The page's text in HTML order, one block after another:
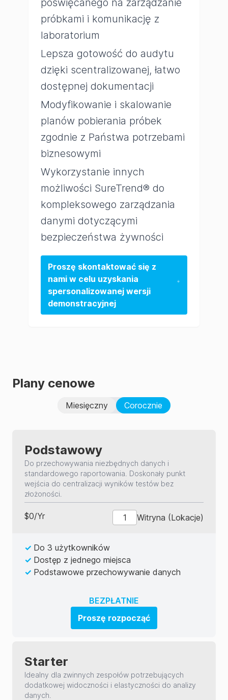
próbkami i komunikację z
laboratorium
Lepsza gotowość do audytu
dzięki scentralizowanej, łatwo
dostępnej dokumentacji
Modyfikowanie i skalowanie
planów pobierania próbek
zgodnie z Państwa potrzebami
biznesowymi
Wykorzystanie innych
możliwości SureTrend® do
kompleksowego zarządzania
danymi dotyczącymi
bezpieczeństwa żywności
Proszę skontaktować się z
nami w celu uzyskania
spersonalizowanej wersji
demonstracyjnej
Plany cenowe
Miesięczny Corocznie
Podstawowy
Do przechowywania niezbędnych danych i
standardowego raportowania. Doskonały punkt
wejścia do centralizacji wyników testów bez
złożoności.
$0/Yr Witryna (Lokacje)
✓ Do 3 użytkowników
✓ Dostęp z jednego miejsca
✓ Podstawowe przechowywanie danych
BEZPŁATNIE
Proszę rozpocząć
Starter
Idealny dla zwinnych zespołów potrzebujących
dodatkowej widoczności i elastyczności do analizy
danych.